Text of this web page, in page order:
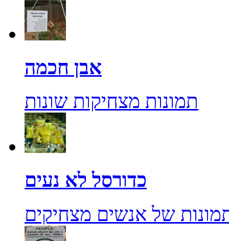
אבן חכמה
תמונות מצחיקות שונות
כדורסל לא נעים
של אנשים מצחיקים